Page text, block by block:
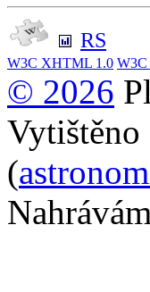
RS
W3C XHTML 1.0 W3C
© 2026
Vytištěno
(